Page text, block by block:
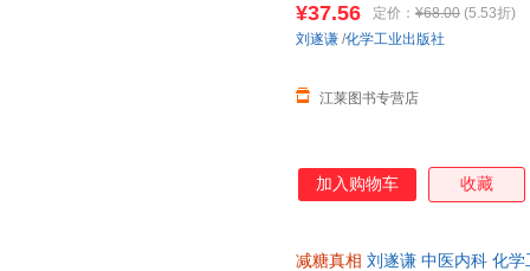
客服有优惠
¥37.56 定价： ¥68.00 (5.53折)
江莱图书专营店
刘遂谦 /化学工业出版社
加入购物车 收藏
减糖真相 刘遂谦 中医内科 化